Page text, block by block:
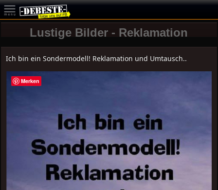
Lustige Bilder - Reklamation
Ich bin ein Sondermodell! Reklamation und Umtausch..
Merken